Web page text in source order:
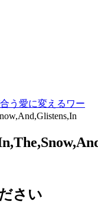
合う愛に変えるワー
さい